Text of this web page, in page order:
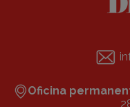
Oficina